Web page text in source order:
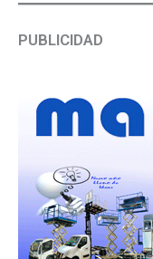
PUBLICIDAD